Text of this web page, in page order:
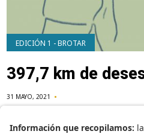
EDICIÓN 1 - BROTAR
397,7 km de
31 MAYO, 2021